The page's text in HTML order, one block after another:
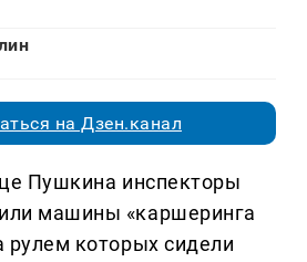
на Дзен.канал
Пушкина инспекторы
машины «каршеринга
рулем которых сидели